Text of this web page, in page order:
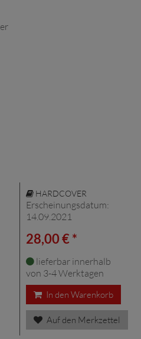
HARDCOVER
Erscheinungsdatum:
14.09.2021
28,00 € *
lieferbar innerhalb
von 3-4 Werktagen
In den Warenkorb
Auf den Merkzettel